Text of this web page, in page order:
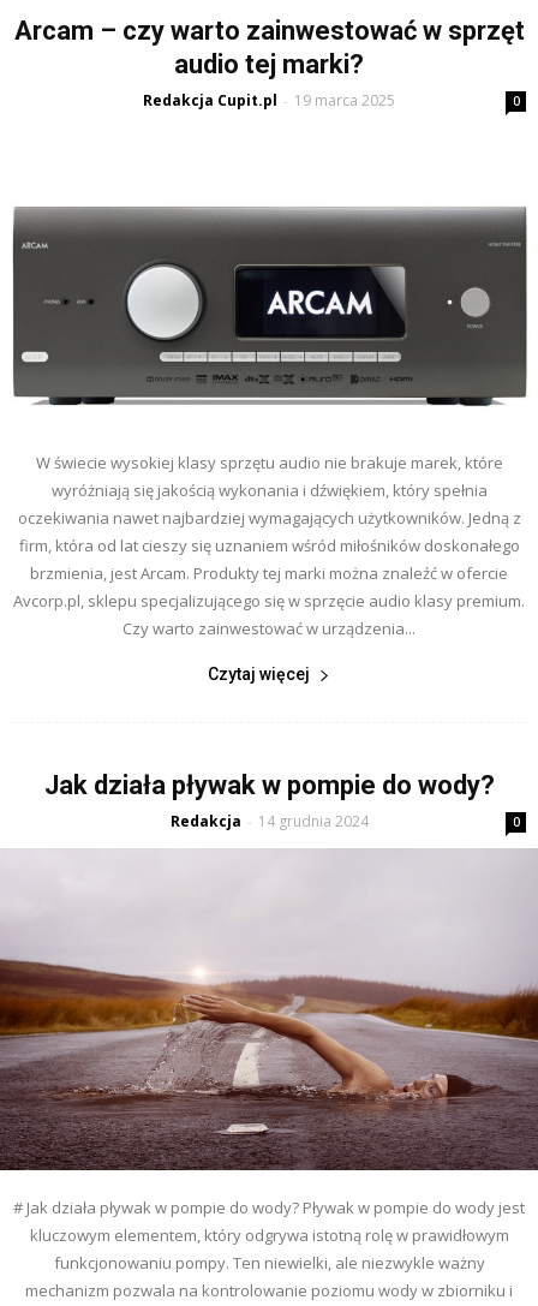
Arcam – czy warto zainwestować w sprzęt
audio tej marki?
Redakcja Cupit.pl - 19 marca 2025 0
W świecie wysokiej klasy sprzętu audio nie brakuje marek, które
wyróżniają się jakością wykonania i dźwiękiem, który spełnia
oczekiwania nawet najbardziej wymagających użytkowników. Jedną z
firm, która od lat cieszy się uznaniem wśród miłośników doskonałego
brzmienia, jest Arcam. Produkty tej marki można znaleźć w ofercie
Avcorp.pl, sklepu specjalizującego się w sprzęcie audio klasy premium.
Czy warto zainwestować w urządzenia...
Czytaj więcej
Jak działa pływak w pompie do wody?
Redakcja - 14 grudnia 2024 0
# Jak działa pływak w pompie do wody? Pływak w pompie do wody jest
kluczowym elementem, który odgrywa istotną rolę w prawidłowym
funkcjonowaniu pompy. Ten niewielki, ale niezwykle ważny
mechanizm pozwala na kontrolowanie poziomu wody w zbiorniku i